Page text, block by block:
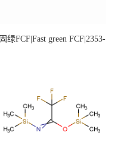
固绿FCF|Fast green FCF|2353-